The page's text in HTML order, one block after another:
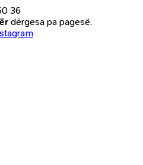
36
dërgesa pa pagesë.